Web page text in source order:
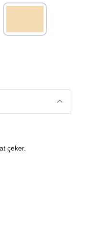
çeker.